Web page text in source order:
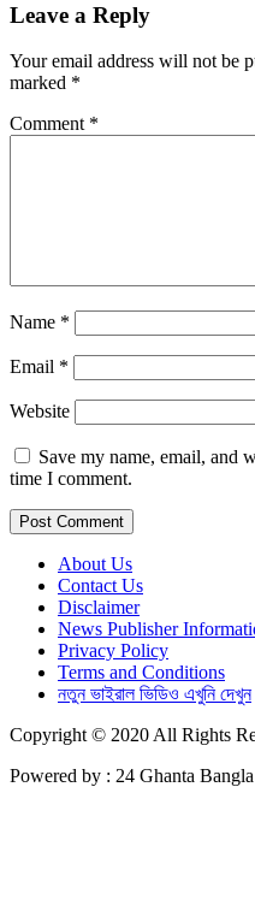
Leave a Reply
Your email address will not be
marked *
Comment *
Name *
Email *
Website
Save my name, email, and
time I comment.
About Us
Contact Us
Disclaimer
News Publisher
Privacy Policy
Terms and Conditions
নতুন ভাইরাল ভিডিও এখুনি দেখুন
Copyright © 2020 All Rights
Powered by : 24 Ghanta